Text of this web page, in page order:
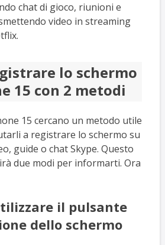
chat di gioco, riunioni e
video in streaming
lo schermo
15 con 2 metodi
15 cercano un metodo utile
a registrare lo schermo su
guide o chat Skype. Questo
due modi per informarti. Ora
il pulsante
dello schermo